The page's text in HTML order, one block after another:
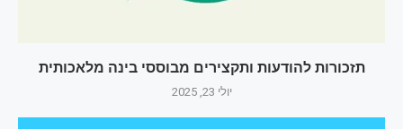
תזכורות להודעות ותקצירים מבוססי בינה מלאכותית
יולי 23, 2025